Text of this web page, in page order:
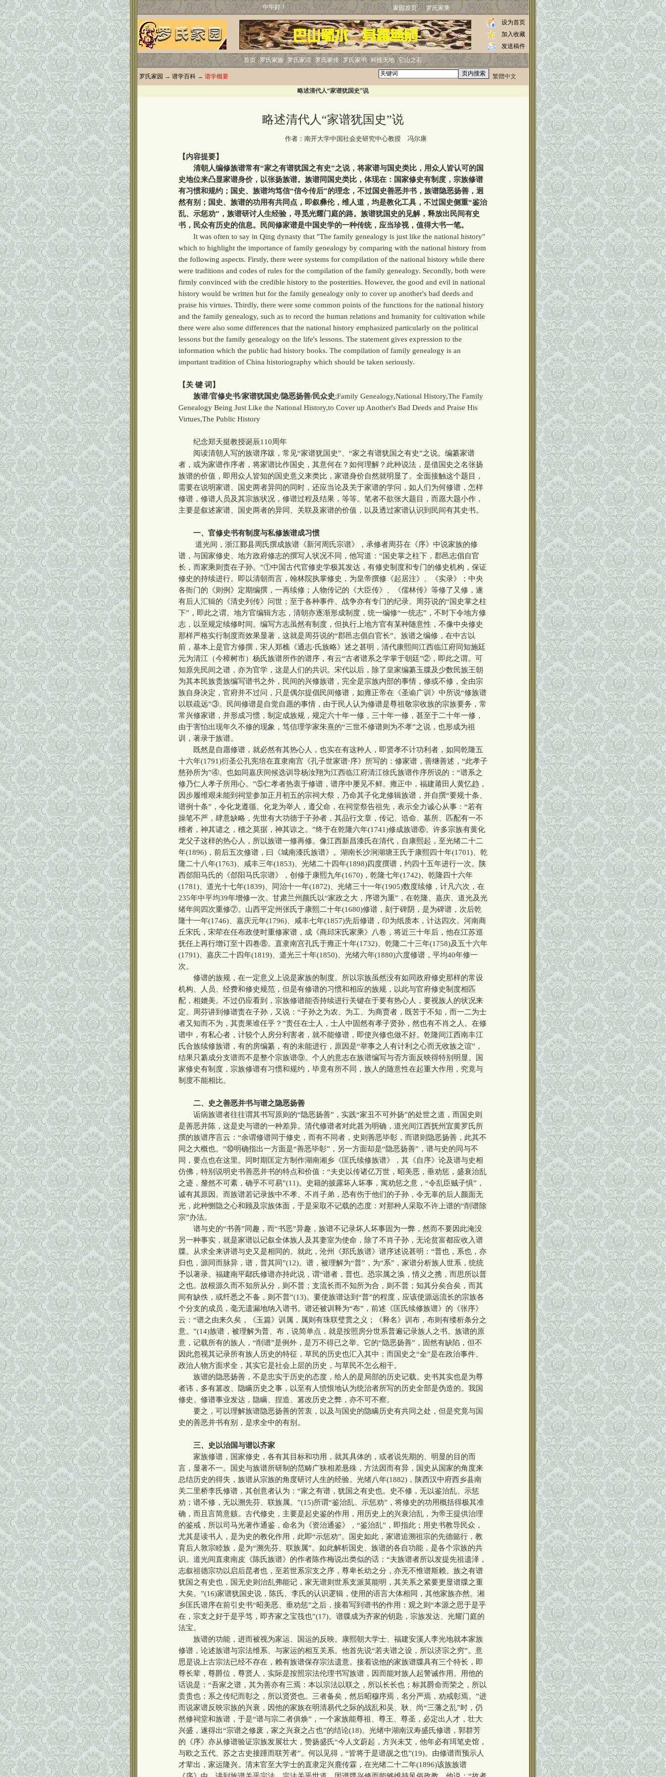
中午好！ 家园首页 罗氏家乘
设为首页
加入收藏
发送稿件
首页 罗氏家族 罗氏家话 罗氏家传 罗氏家书 科技天地 它山之石
罗氏家园 → 谱学百科 → 谱学概要 繁體中文
略述清代人“家谱犹国史”说
略述清代人“家谱犹国史”说
作者：南开大学中国社会史研究中心教授 冯尔康
【内容提要】
清朝人编修族谱常有“家之有谱犹国之有史”之说，将家谱与国史类比，用众人皆认可的国
史地位来凸显家谱身价，以张扬族谱。族谱同国史类比，体现在：国家修史有制度，宗族修谱
有习惯和规约；国史、族谱均笃信“信今传后”的理念，不过国史善恶并书，族谱隐恶扬善，迥
然有别；国史、族谱的功用有共同点，即叙彝伦，维人道，均是教化工具，不过国史侧重“鉴治
乱、示惩劝”，族谱研讨人生经验，寻觅光耀门庭的路。族谱犹国史的见解，释放出民间有史
书，民众有历史的信息。民间修家谱是中国史学的一种传统，应当珍视，值得大书一笔。
It was often to say in Qing dynasty that "The family genealogy is just like the national history"
which to highlight the importance of family genealogy by comparing with the national history from
the following aspects. Firstly, there were systems for compilation of the national history while there
were traditions and codes of rules for the compilation of the family genealogy. Secondly, both were
firmly convinced with the credible history to the posterities. However, the good and evil in national
history would be written but for the family genealogy only to cover up another's bad deeds and
praise his virtues. Thirdly, there were some common points of the functions for the national history
and the family genealogy, such as to record the human relations and humanity for cultivation while
there were also some differences that the national history emphasized particularly on the political
lessons but the family genealogy on the life's lessons. The statement gives expression to the
information which the public had history books. The compilation of family genealogy is an
important tradition of China historiography which should be taken seriously.
【关 键 词】
族谱/官修史书/家谱犹国史/隐恶扬善/民众史;Family Genealogy,National History,The Family
Genealogy Being Just Like the National History,to Cover up Another's Bad Deeds and Praise His
Virtues,The Public History
纪念郑天挺教授诞辰110周年
阅读清朝人写的族谱序跋，常见“家谱犹国史”、“家之有谱犹国之有史”之说。编纂家谱
者，或为家谱作序者，将家谱比作国史，其意何在？如何理解？此种说法，是借国史之名张扬
族谱的价值，即用众人皆知的国史意义来类比，家谱身价自然就明显了。全面接触这个题目，
需要在说明家谱、国史两者异同的同时，还应当论及关于家谱的学问，如人们为何修谱，怎样
修谱，修谱人员及其宗族状况，修谱过程及结果，等等。笔者不欲张大题目，而愿大题小作，
主要是叙述家谱、国史两者的异同、关联及家谱的价值，以及透过家谱认识到民间有其史书。
一、官修史书有制度与私修族谱成习惯
道光间，浙江鄞县周氏撰成族谱《新河周氏宗谱》，承修者周芬在《序》中说家族的修
谱，与国家修史、地方政府修志的撰写人状况不同，他写道：“国史掌之柱下，郡邑志倡自官
长，而家乘则责在子孙。”①中国古代官修史学极其发达，有修史制度和专门的修史机构，保证
修史的持续进行。即以清朝而言，翰林院执掌修史，为皇帝撰修《起居注》、《实录》；中央
各衙门的《则例》定期编撰，一再续修；人物传记的《大臣传》、《儒林传》等修了又修，遂
有后人汇辑的《清史列传》问世；至于各种事件、战争亦有专门的纪录。周芬说的“国史掌之柱
下”，即此之谓。地方官编辑方志，清朝亦逐渐形成制度，统一编修“一统志”，不时下令地方修
志，以至规定续修时间。编写方志虽然有制度，但执行上地方官有某种随意性，不像中央修史
那样严格实行制度而效果显著，这就是周芬说的“郡邑志倡自官长”。族谱之编修，在中古以
前，基本上是官方修撰，宋人郑樵《通志·氏族略》述之甚明，清代康熙间江西临江府同知施廷
元为清江（今樟树市）杨氏族谱所作的谱序，有云“古者谱系之学掌于朝廷”②，即此之谓。可
知原先民间之谱，亦为官学，这是人们的共识。宋代以后，除了皇家编纂玉牒及少数民族王朝
为其本民族贵族编写谱书之外，民间的兴修族谱，完全是宗族内部的事情，修或不修，全由宗
族自身决定，官府并不过问，只是偶尔提倡民间修谱，如雍正帝在《圣谕广训》中所说“修族谱
以联疏远”③。民间修谱是自觉自愿的事情，由于民人认为修谱是尊祖敬宗收族的宗族要务，常
常兴修家谱，并形成习惯，制定成族规，规定六十年一修，三十年一修，甚至于二十年一修，
由于害怕出现年久不修的现象，笃信理学家朱熹的“三世不修谱则为不孝”之说，也形成为祖
训，著录于族谱。
既然是自愿修谱，就必然有其热心人，也实在有这种人，即贤孝不计功利者，如同乾隆五
十六年(1791)衍圣公孔宪培在直隶南宫《孔子世家谱·序》所写的：修家谱，善继善述，“此孝子
慈孙所为”④。也如同嘉庆间候选训导杨汝翔为江西临江府清江徐氏族谱作序所说的：“谱系之
修乃仁人孝子所用心。”⑤仁孝者热衷于修谱，谱序中屡见不鲜。雍正中，福建莆田人黄忆趋，
因步履维艰未能到祠堂参加正月初五的宗祠大祭，乃命其子化龙修辑族谱，并自撰“要规十条、
谱例十条”，令化龙遵循。化龙为举人，遵父命，在祠堂祭告祖先，表示全力诚心从事：“若有
操笔不严，肆意缺略，先世有大功德于子孙者，其品行文章，传记、诰命、墓所、匹配有一不
稽者，神其谴之，稽之莫据，神其谅之。”终于在乾隆六年(1741)修成族谱⑥。许多宗族有黄化
龙父子这样的热心人，所以族谱一修再修。像江西新昌漆氏在清代，自康熙起，至光绪二十二
年(1896)，前后五次修谱，曰《城南漆氏族谱》。湖南长沙涧湖塘王氏于康熙四十年(1701)、乾
隆二十八年(1763)、咸丰三年(1853)、光绪二十四年(1898)四度撰谱，约四十五年进行一次。陕
西郃阳马氏的《郃阳马氏宗谱》，创修于康熙九年(1670)，乾隆七年(1742)、乾隆四十六年
(1781)、道光十七年(1839)、同治十一年(1872)、光绪三十一年(1905)数度续修，计凡六次，在
235年中平均39年增修一次。甘肃兰州颜氏以“家政之大，序谱为重”，在乾隆、嘉庆、道光及光
绪年间四次重修⑦。山西平定州张氏于康熙二十年(1680)修谱，刻于碑阴，是为碑谱，次后乾
隆十一年(1746)、嘉庆元年(1796)、咸丰七年(1857)先后修谱，印为纸质本，计达四次。河南商
丘宋氏，宋荦在任布政使时重修家谱，成《商邱宋氏家乘》八卷，将近三十年后，他在江苏巡
抚任上再行增订至十四卷⑧。直隶南宫孔氏于雍正十年(1732)、乾隆二十三年(1758)及五十六年
(1791)、嘉庆二十四年(1819)、道光三十年(1850)、光绪六年(1880)六度修谱，平均40年修一
次。
修谱的族规，在一定意义上说是家族的制度。所以宗族虽然没有如同政府修史那样的常设
机构、人员、经费和修史规范，但是有修谱的习惯和相应的族规，以此与官府修史制度相匹
配，相媲美。不过仍应看到，宗族修谱能否持续进行关键在于要有热心人，要视族人的状况来
定。周芬讲到修谱责在子孙，又说：“子孙之为农、为工、为商贾者，既苦于不知，而一二为士
者又知而不为，其责果谁任乎？”责任在士人，士人中固然有孝子贤孙，然也有不肖之人。在修
谱中，有私心者，计较个人房分利害者，就不能修谱，即使兴修也做不好。乾隆间江西南丰江
氏合族续修族谱，有的房编纂，有的未能进行，原因是“举事之人有计利之心而无收族之谊”，
结果只纂成分支谱而不是整个宗族谱⑨。个人的意志在族谱编写与否方面反映得特别明显。国
家修史有制度，宗族修谱有习惯和规约，毕竟有所不同，族人的随意性在起重大作用，究竟与
制度不能相比。
二、史之善恶并书与谱之隐恶扬善
诟病族谱者往往谓其书写原则的“隐恶扬善”，实践“家丑不可外扬”的处世之道，而国史则
是善恶并陈，这是史与谱的一种差异。清代修谱者对此甚为明确，道光间江西抚州宜黄罗氏所
撰的族谱序言云：“余谓修谱同于修史，而有不同者，史则善恶毕彰，而谱则隐恶扬善，此其不
同之大概也。”⑩明确指出一方面是“善恶毕彰”，另一方面却是“隐恶扬善”，谱与史的同与不
同，要点也在这里。同时期匡定方制作湖南湘乡《匡氏续修族谱》，其《自序》论及谱与史相
仿佛，特别说明史书善恶并书的特点和价值：“夫史以传诸亿万世，昭美恶，垂劝惩，盛衰治乱
之迹，釐然不可紊，确乎不可易”(11)。史籍的披露坏人坏事，寓劝惩之意，“令乱臣贼子惧”，
诚有其原因。而族谱若记录族中不孝、不肖子弟，恐有伤于他们的子孙，令无辜的后人颜面无
光，此种恻隐之心和顾及宗族体面，于是采取不记载的态度：对那种人采取不许上谱的“削谱除
宗”办法。
谱与史的“书善”同趣，而“书恶”异趣，族谱不记录坏人坏事固为一弊，然而不要因此淹没
另一种事实，就是家谱以记叙全体族人及其妻室为使命，除了不肖子孙，无论贫富都应收入谱
牒。从求全来讲谱与史又是相同的。就此，沧州《郑氏族谱》谱序述说甚明：“普也，系也，亦
归也，源同而脉异，谱，普其同”(12)。谱，被理解为“普”，为“系”，家谱分析族人世系，统统
予以著录。福建南平鄢氏修谱亦持此说，谓“谱者，普也。恐宗属之涣，情义之携，而思所以普
之也。故根源久而不知所从分，则不普；支流长而不知所为合，则不普；知其分矣合矣，而其
间有缺佚，或纤悉之不备，则不普”(13)。要使族谱达到“普”的程度，应该使源远流长的宗族各
个分支的成员，毫无遗漏地纳入谱书。谱还被训释为“布”，前述《匡氏续修族谱》的《张序》
云：“谱之由来久矣，《玉篇》训属，属则有珠联璧贯之义；《释名》训布，布则有缕析条分之
意。”(14)族谱，被理解为普、布，说简单点，就是按照房分世系普遍记录族人之书。族谱的原
意，记载所有的族人，“削谱”是例外，是万不得已之举。它的“隐恶扬善”，固然有缺陷，但不
因此忽视其记录所有族人历史的特征，草民的历史也汇入其中；而国史之“全”是在政治事件、
政治人物方面求全，其实它是社会上层的历史，与草民不怎么相干。
族谱的隐恶扬善，不是忠实于历史的态度，给人的是局部的历史记载。史书其实也是为尊
者讳，多有篡改、隐瞒历史之事，以至有人愤恨地认为统治者所写的历史全部是伪造的。我国
修史、修谱事业发达，隐瞒、捏造、篡改历史之弊，亦不可不察。
要之，可以理解族谱隐恶扬善的苦衷，以及与国史的隐瞒历史有共同之处，但是究竟与国
史的善恶并书有别，是求全中的有别。
三、史以治国与谱以齐家
家族修谱，国家修史，各有其目标和功用，就其具体的，或者说先期的、明显的目的而
言，显著不一。国史与族谱所研制的范畴广狭相差悬殊，方法因而有异，国史从国家的角度来
总结历史的得失，族谱从宗族的角度研讨人生的经验。光绪八年(1882)，陕西汉中府西乡县南
关二里桥李氏修谱，其创意者认为：“家之有谱，犹国之有史也。史不修，无以鉴治乱、示惩
劝；谱不修，无以溯先芬、联族属。”(15)所谓“鉴治乱、示惩劝”，将修史的功用概括得极其准
确，而且言简意赅。古代修史，主要是起史鉴的作用，用历史上的兴衰治乱，为帝王提供治理
的鉴戒，所以司马光著作通鉴，命名为《资治通鉴》，“鉴治乱”，即指此；用史书教导民众，
尤其是读书人，是为史的教化作用，此即“示惩劝”。国史如此，家谱追溯祖宗的先德懿行，教
育后人敦宗睦族，是为“溯先芬、联族属”。如此解析国史、族谱的各自功能，是各个宗族的共
识。道光间直隶南皮《陈氏族谱》的作者陈作梅说出类似的话：“夫族谱者所以发提先祖遗泽，
志叙祖德宗功以启后昆者也，至若世系宗支之序，尊卑长幼之分，亦无不惟谱斯赖。族之有谱
犹国之有史也，国无史则治乱弗能记，家无谱则世系支派莫能明，其关系之紧要更显谱牒之重
大矣。”(16)家谱犹国史说，陈氏、李氏的认识逻辑，使用的语言大体相同，其他家族亦然。湘
乡匡氏谱序在前引史书“昭美恶、垂劝惩”之后，接着写到谱书的作用：观之则“本源之思于是乎
在，宗支之好于是乎笃，即齐家之宝筏也”(17)。谱牒成为齐家的钥匙，宗族发达、光耀门庭的
法宝。
族谱的功能，进而被视为家运、国运的反映。康熙朝大学士、福建安溪人李光地就本家族
修谱，论述族谱与宗法维系、与家运的相互关系。他首先说“若夫谱之设，所以济宗之穷”。意
思是说上古宗法已经不存在，赖有族谱保存宗法遗意。接着说他的家族谱牒具有三个特长，即
尊长辈，尊爵位，尊贤人，实际是按照宗法伦理书写族谱，因而能对族人起警诫作用。用他的
话说是：“吾家之谱，其为善亦有三焉：本以宗法以联之，所以长长也；标其爵命而荣之，所以
贵贵也；系之传纪而彰之，所以贤贤也。三者备矣，然后昭穆序焉，名分严焉，劝戒彰焉。”进
而说家谱反映宗族的兴衰，因他的家族在明清易代之际的战乱和吴、耿、尚“三藩之乱”时，仍
然修祠堂和族谱，于是“谱与宗二者俱焕”，一个家族能尊祖、尊王、尊圣，必定出人才，壮大
兴盛，遂得出“宗谱之修废，家之兴衰之占也”的结论(18)。光绪中湖南汉寿盛氏修谱，郭群芳
的《序》亦从修谱验证宗族发展壮大，赞扬盛氏“今人文蔚起，方兴未艾，他年必有珥笔史馆，
与欧之五代、苏之古史接踵而联芳者”。何以见得，“皆将于是谱觇之也”(19)。由修谱而预示人
才辈出，家运隆兴。清末官至大学士的直隶定兴鹿传霖，在光绪二十二年(1896)该族族谱